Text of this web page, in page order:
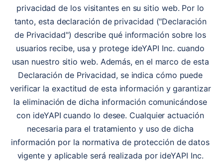
privacidad de los visitantes en su sitio web. Por lo
tanto, esta declaración de privacidad ("Declaración
de Privacidad") describe qué información sobre los
usuarios recibe, usa y protege ideYAPI Inc. cuando
usan nuestro sitio web. Además, en el marco de esta
Declaración de Privacidad, se indica cómo puede
verificar la exactitud de esta información y garantizar
la eliminación de dicha información comunicándose
con ideYAPI cuando lo desee. Cualquier actuación
necesaria para el tratamiento y uso de dicha
información por la normativa de protección de datos
vigente y aplicable será realizada por ideYAPI Inc.